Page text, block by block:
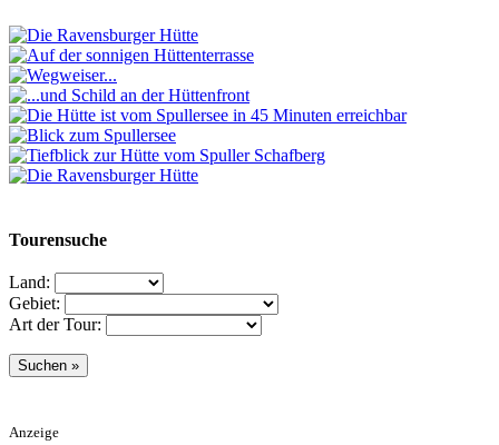
Tourensuche
Land:
Gebiet:
Art der Tour:
Anzeige